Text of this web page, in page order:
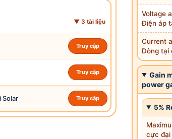
▼ 3 tài liệu
Truy cập
Truy cập
Solar Truy cập
Voltage
Điện áp
Current
Dòng tại
Gain
power
5%
cực đại